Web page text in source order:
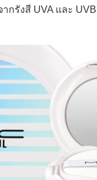
กรังสี UVA และ